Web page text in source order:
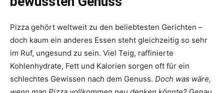
Pizza gehört weltweit zu den beliebtesten Gerichten –
doch kaum ein anderes Essen steht gleichzeitig so sehr
im Ruf, ungesund zu sein. Viel Teig, raffinierte
Kohlenhydrate, Fett und Kalorien sorgen oft für ein
schlechtes Gewissen nach dem Genuss. Doch was wäre,